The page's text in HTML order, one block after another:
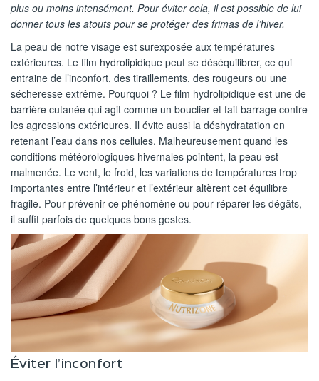
plus ou moins intensément. Pour éviter cela, il est possible de lui
donner tous les atouts pour se protéger des frimas de l’hiver.
La peau de notre visage est surexposée aux températures
extérieures. Le film hydrolipidique peut se déséquilibrer, ce qui
entraine de l’inconfort, des tiraillements, des rougeurs ou une
sécheresse extrême. Pourquoi ? Le film hydrolipidique est une de
barrière cutanée qui agit comme un bouclier et fait barrage contre
les agressions extérieures. Il évite aussi la déshydratation en
retenant l’eau dans nos cellules. Malheureusement quand les
conditions météorologiques hivernales pointent, la peau est
malmenée. Le vent, le froid, les variations de températures trop
importantes entre l’intérieur et l’extérieur altèrent cet équilibre
fragile. Pour prévenir ce phénomène ou pour réparer les dégâts,
il suffit parfois de quelques bons gestes.
Éviter l’inconfort​